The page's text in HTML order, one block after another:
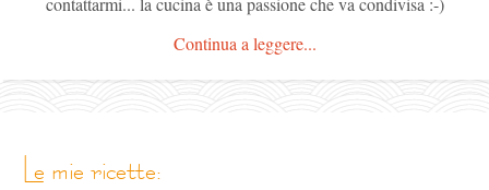
Continua a leggere...
le mie ricette: